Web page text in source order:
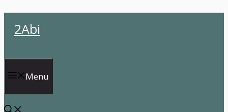
atla2Abi
Menu